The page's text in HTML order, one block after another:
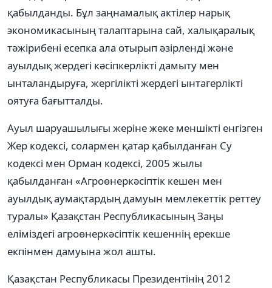
қабылданды. Бұл заңнамалық актілер нарық
экономикасының талаптарына сай, халықаралық
тəжірибені есепка ала отырып əзірленді жəне
ауылдық жердегі кəсіпкерлікті дамыту мен
ынталандыруға, жергілікті жердегі ынтагерлікті
оятуға бағытталды.
Ауыл шаруашылығы жеріне жеке меншікті енгізген
Жер кодексі, солармен қатар қабылданған Су
кодексі мен Орман кодексі, 2005 жылы
қабылданған «Агроөнеркəсіптік кешен мен
ауылдық аумақтардың дамуын мемлекеттік реттеу
туралы» Қазақстан Республикасының Заңы
еліміздегі агроөнеркəсіптік кешеннің ерекше
екпінмен дамуына жол ашты.
Қазақстан Республикасы Президентінің 2012